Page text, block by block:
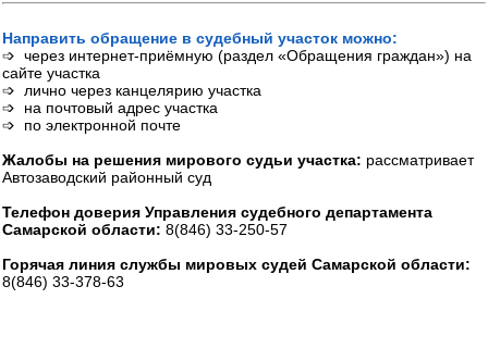
Направить обращение в судебный участок можно:
➩ через интернет-приёмную (раздел «Обращения граждан») на
сайте участка
➩ лично через канцелярию участка
➩ на почтовый адрес участка
➩ по электронной почте
Жалобы на решения мирового судьи участка: рассматривает
Автозаводский районный суд
Телефон доверия Управления судебного департамента
Самарской области: 8(846) 33-250-57
Горячая линия службы мировых судей Самарской области:
8(846) 33-378-63